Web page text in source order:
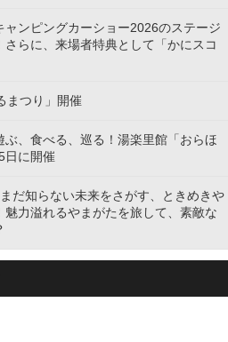
ンピングカーショー2026のステージ
らに、来場者特典として「かにスコ
まつり」開催
ぶ、食べる、巡る！湯楽里館「おらほ
日に開催
だ知らない未来をさがす、ときめきや
魅力溢れるやまがたを旅して、素敵な